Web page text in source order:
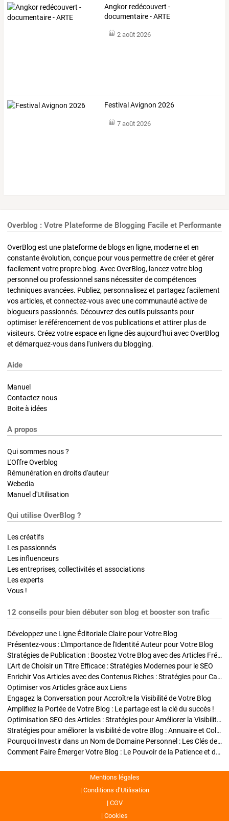
Angkor redécouvert -
documentaire - ARTE
2 août 2026
Festival Avignon 2026
7 août 2026
Overblog : Votre Plateforme de Blogging Facile et Performante
OverBlog est une plateforme de blogs en ligne, moderne et en
constante évolution, conçue pour vous permettre de créer et gérer
facilement votre propre blog. Avec OverBlog, lancez votre blog
personnel ou professionnel sans nécessiter de compétences
techniques avancées. Publiez, personnalisez et partagez facilement
vos articles, et connectez-vous avec une communauté active de
blogueurs passionnés. Découvrez des outils puissants pour
optimiser le référencement de vos publications et attirer plus de
visiteurs. Créez votre espace en ligne dès aujourd'hui avec OverBlog
et démarquez-vous dans l'univers du blogging.
Aide
Manuel
Contactez nous
Boite à idées
A propos
Qui sommes nous ?
L'Offre Overblog
Rémunération en droits d'auteur
Webedia
Manuel d'Utilisation
Qui utilise OverBlog ?
Les créatifs
Les passionnés
Les influenceurs
Les entreprises, collectivités et associations
Les experts
Vous !
12 conseils pour bien débuter son blog et booster son trafic
Développez une Ligne Éditoriale Claire pour Votre Blog
Présentez-vous : L'Importance de l'Identité Auteur pour Votre Blog
Stratégies de Publication : Boostez Votre Blog avec des Articles Fréquents et Exclusifs
L'Art de Choisir un Titre Efficace : Stratégies Modernes pour le SEO
Enrichir Vos Articles avec des Contenus Riches : Stratégies pour Captiver et Optimiser
Optimiser vos Articles grâce aux Liens
Engagez la Conversation pour Accroître la Visibilité de Votre Blog
Amplifiez la Portée de Votre Blog : Le partage est la clé du succès !
Optimisation SEO des Articles : Stratégies pour Améliorer la Visibilité de Votre Blog
Stratégies pour améliorer la visibilité de votre Blog : Annuaire et Collaborations
Pourquoi Investir dans un Nom de Domaine Personnel : Les Clés de la Réussite de Votre Blog
Comment Faire Émerger Votre Blog : Le Pouvoir de la Patience et de la Persévérance
Mentions légales
Conditions d’Utilisation
CGV
Cookies